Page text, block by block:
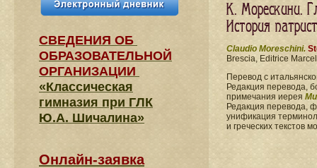
К. Морескини.
История
Claudio Moreschini.
Brescia, Editrice
Перевод с
Редакция перевода,
примечания иерея
Редакция перевода,
унификация
и греческих текстов
СВЕДЕНИЯ​ ОБ
ОБРАЗОВАТЕЛЬНОЙ
ОРГАНИЗАЦИИ
«Классическая
гимназия при ГЛК
Ю.А. Шичалина»
Онлайн-заявка